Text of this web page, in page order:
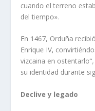
cuando el terreno
del tiempo».
En 1467, Orduña
Enrique IV,
vizcaina en
su identidad durante
Declive y legado